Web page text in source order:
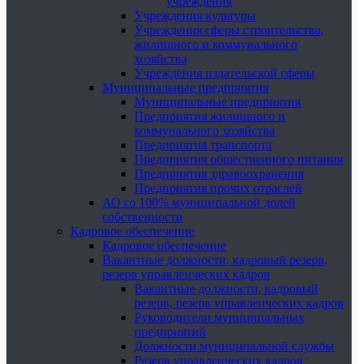
Учреждения культуры
Учреждения сферы строительства,
жилищного и коммунального
хозяйства
Учреждения издательской сферы
Муниципальные предприятия
Муниципальные предприятия
Предприятия жилищного и
коммунального хозяйства
Предприятия транспорта
Предприятия общественного питания
Предприятия здравоохранения
Предприятия прочих отраслей
АО со 100% муниципальной долей
собственности
Кадровое обеспечение
Кадровое обеспечение
Вакантные должности, кадровый резерв,
резерв управленческих кадров
Вакантные должности, кадровый
резерв, резерв управленческих кадров
Руководители муниципальных
предприятий
Должности муниципальной службы
Резерв управленческих кадров